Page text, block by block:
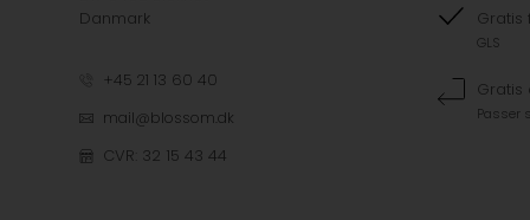
Danmark
+45 21 13 60 40
mail@blossom.dk
CVR: 32 15 43 44
Gratis
GLS
Gratis
Passer